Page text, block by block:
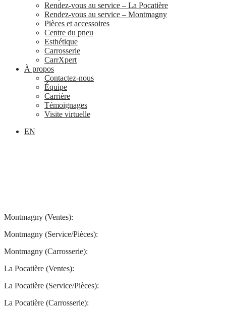
Rendez-vous au service – La Pocatière
Rendez-vous au service – Montmagny
Pièces et accessoires
Centre du pneu
Esthétique
Carrosserie
CarrXpert
À propos
Contactez-nous
Équipe
Carrière
Témoignages
Visite virtuelle
EN
Montmagny (Ventes):
Montmagny (Service/Pièces):
Montmagny (Carrosserie):
La Pocatière (Ventes):
La Pocatière (Service/Pièces):
La Pocatière (Carrosserie):